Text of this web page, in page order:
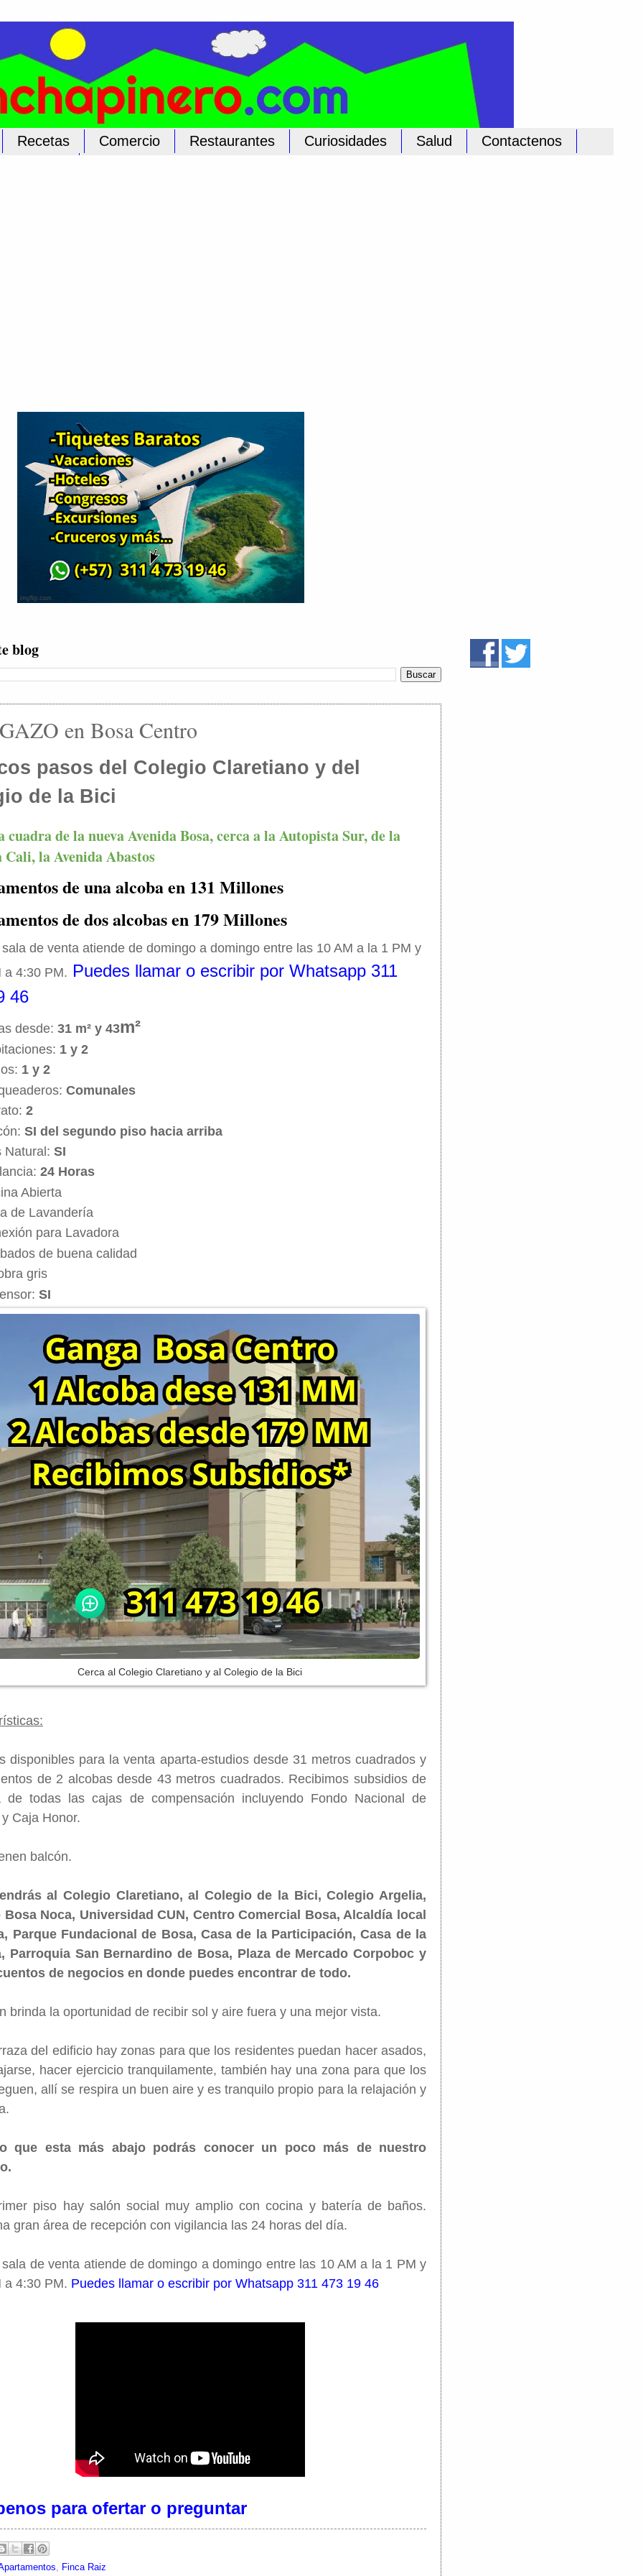
Recetas Comercio Restaurantes Curiosidades Salud
Contactenos
blog
en Bosa Centro
pasos del Colegio Claretiano y del
de la Bici
cuadra de la nueva Avenida Bosa, cerca a la Autopista Sur, de la
Cali, la Avenida Abastos
de una alcoba en 131 Millones
de dos alcobas en 179 Millones
de venta atiende de domingo a domingo entre las 10 AM a la 1 PM y
a 4:30 PM. Puedes llamar o escribir por Whatsapp 311
46
desde: 31 m² y 43m²
1 y 2
1 y 2
Comunales
2
SI del segundo piso hacia arriba
Natural: SI
24 Horas
Abierta
de Lavandería
para Lavadora
de buena calidad
gris
SI
Cerca al Colegio Claretiano y al Colegio de la Bici
disponibles para la venta aparta-estudios desde 31 metros cuadrados y
de 2 alcobas desde 43 metros cuadrados. Recibimos subsidios de
de todas las cajas de compensación incluyendo Fondo Nacional de
Caja Honor.
balcón.
al Colegio Claretiano, al Colegio de la Bici, Colegio Argelia,
Bosa Noca, Universidad CUN, Centro Comercial Bosa, Alcaldía local
Parque Fundacional de Bosa, Casa de la Participación, Casa de la
Parroquia San Bernardino de Bosa, Plaza de Mercado Corpoboc y
de negocios en donde puedes encontrar de todo.
brinda la oportunidad de recibir sol y aire fuera y una mejor vista.
del edificio hay zonas para que los residentes puedan hacer asados,
hacer ejercicio tranquilamente, también hay una zona para que los
allí se respira un buen aire y es tranquilo propio para la relajación y
que esta más abajo podrás conocer un poco más de nuestro
piso hay salón social muy amplio con cocina y batería de baños.
gran área de recepción con vigilancia las 24 horas del día.
de venta atiende de domingo a domingo entre las 10 AM a la 1 PM y
a 4:30 PM. Puedes llamar o escribir por Whatsapp 311 473 19 46
para ofertar o preguntar
Finca Raiz